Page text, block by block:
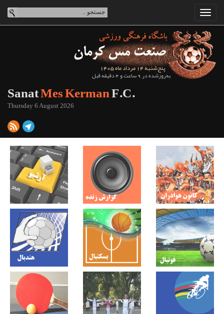
پنج‌شنبه 14 مرداد ماه 1405
به‌روزشده در 9 ساعت و 4 دقیقه قبل
SanatMes KermanF.C.
Thursday 6 August 2026